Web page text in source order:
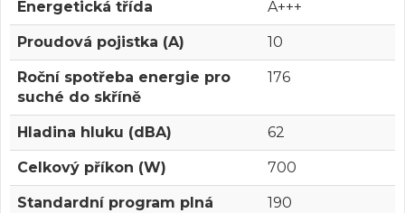
Energetická třída A+++
Proudová pojistka (A) 10
Roční spotřeba energie pro
suché do skříně
176
Hladina hluku (dBA) 62
Celkový příkon (W) 700
Standardní program plná
190